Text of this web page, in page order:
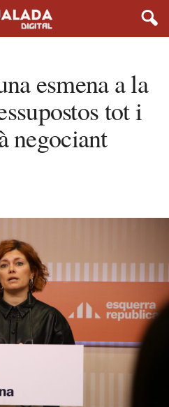
esmena a la
tot i
negociant